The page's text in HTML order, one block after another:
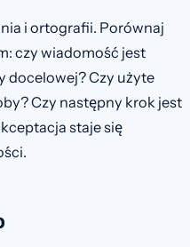
i ortografii. Porównaj
czy wiadomość jest
docelowej? Czy użyte
Czy następny krok jest
staje się